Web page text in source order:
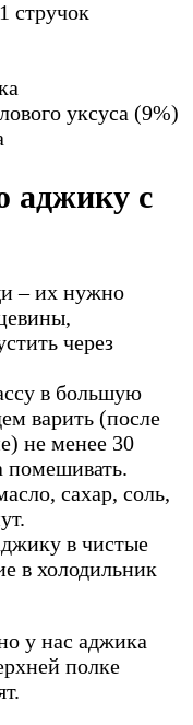
стручок
уксуса (9%)
аджику с
– их нужно
через
в большую
варить (после
не менее 30
помешивать.
сахар, соль,
в чистые
в холодильник
у нас аджика
полке